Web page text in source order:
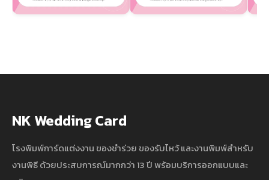
NK Wedding Card
โรงพิมพ์การ์ดแต่งงาน ของชำร่วย ของรับไหว้ และงานพิมพ์สำหรับ
งานพิธี ด้วยประสบการณ์มากกว่า 13 ปี พร้อมบริการออกแบบและ